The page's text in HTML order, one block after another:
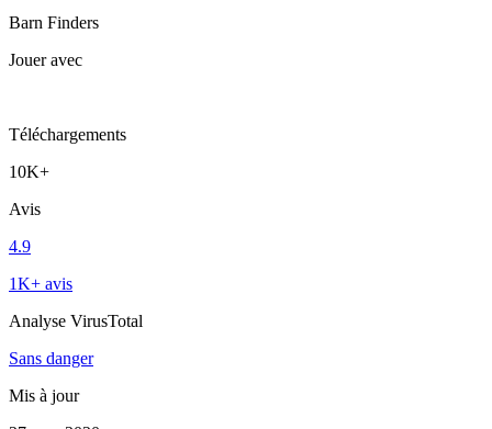
Barn Finders
Jouer avec
Téléchargements
10K+
Avis
4.9
1K+ avis
Analyse VirusTotal
Sans danger
Mis à jour